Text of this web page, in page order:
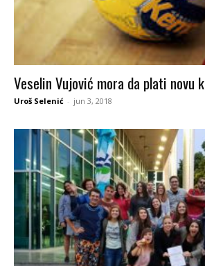
Veselin Vujović mora da plati novu
Uroš Selenić - jun 3, 2018